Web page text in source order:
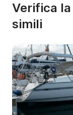
Verifica
simili